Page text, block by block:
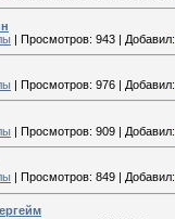
| Просмотров: 943 | Добавил:
| Просмотров: 976 | Добавил:
| Просмотров: 909 | Добавил:
Просмотров: 849 Добавил: